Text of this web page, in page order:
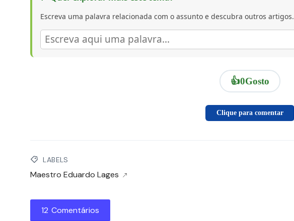
Escreva uma palavra relacionada com o assunto e descubra outros artigos.
👍0Gosto
Clique para comentar
LABELS
Maestro Eduardo Lages
12 Comentários